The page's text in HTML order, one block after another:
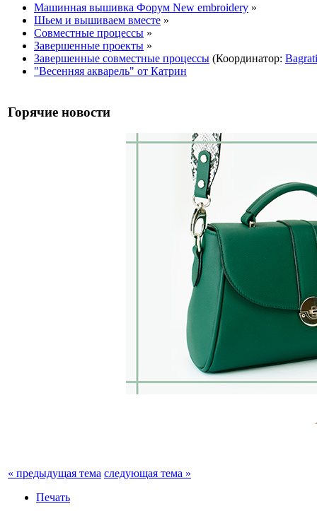
Машинная вышивка Форум New embroidery »
Шьем и вышиваем вместе »
Совместные процессы »
Завершенные проекты »
Завершенные совместные процессы (Координатор:
"Весенняя акварель" от Катрин
Горячие новости
« предыдущая тема следующая тема »
Печать